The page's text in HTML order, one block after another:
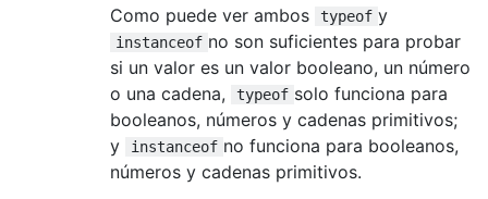
Como puede ver ambos typeof y
instanceof no son suficientes para probar
si un valor es un valor booleano, un número
o una cadena,
typeof solo funciona para
booleanos, números y cadenas primitivos;
y
instanceof no funciona para booleanos,
números y cadenas primitivos.